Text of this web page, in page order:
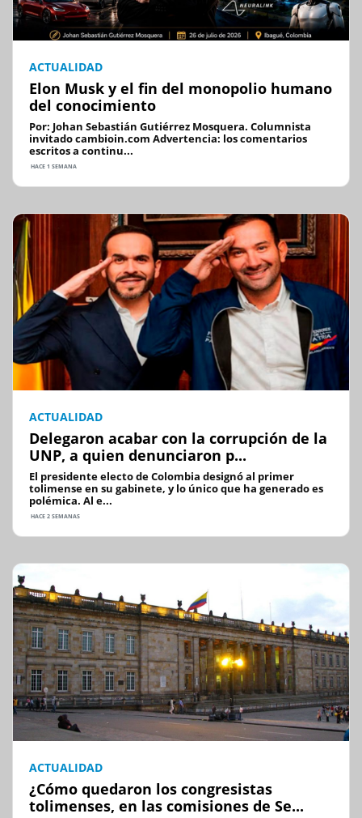
ACTUALIDAD
Elon Musk y el fin del monopolio humano
del conocimiento
Por: Johan Sebastián Gutiérrez Mosquera. Columnista
invitado cambioin.com Advertencia: los comentarios
escritos a continu...
HACE 1 SEMANA
ACTUALIDAD
Delegaron acabar con la corrupción de la
UNP, a quien denunciaron p...
El presidente electo de Colombia designó al primer
tolimense en su gabinete, y lo único que ha generado es
polémica. Al e...
HACE 2 SEMANAS
ACTUALIDAD
¿Cómo quedaron los congresistas
tolimenses, en las comisiones de Se...